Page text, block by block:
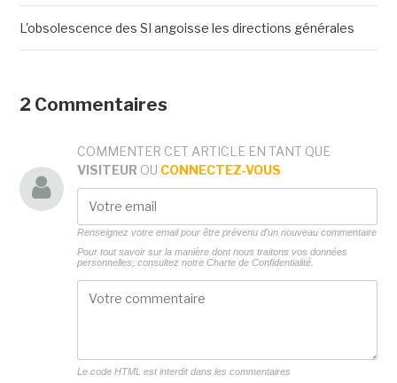
L'obsolescence des SI angoisse les directions générales
2 Commentaires
COMMENTER CET ARTICLE EN TANT QUE
VISITEUR OU CONNECTEZ-VOUS
Renseignez votre email pour être prévenu d'un nouveau commentaire
Pour tout savoir sur la manière dont nous traitons vos données
personnelles, consultez notre Charte de Confidentialité.
Le code HTML est interdit dans les commentaires